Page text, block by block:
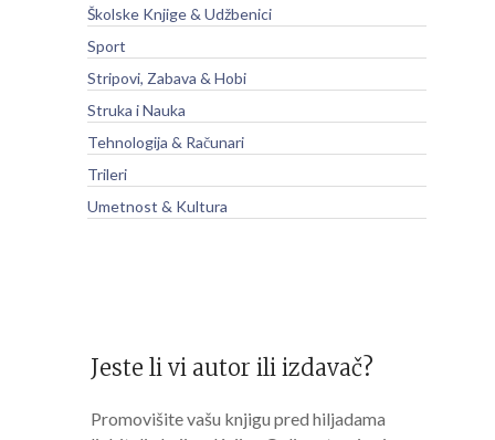
Školske Knjige & Udžbenici
Sport
Stripovi, Zabava & Hobi
Struka i Nauka
Tehnologija & Računari
Trileri
Umetnost & Kultura
Jeste li vi autor ili izdavač?
Promovišite vašu knjigu pred hiljadama